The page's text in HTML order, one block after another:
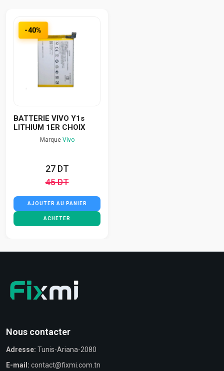
-40%
BATTERIE VIVO Y1s
LITHIUM 1ER CHOIX
Marque Vivo
27 DT
45 DT
AJOUTER AU PANIER
ACHETER
Nous contacter
Adresse: Tunis-Ariana-2080
E-mail: contact@fixmi.com.tn